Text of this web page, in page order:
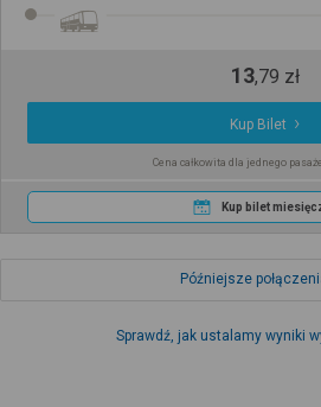
13,79 zł
Kup Bilet
Cena całkowita dla jednego
Kup bilet
Późniejsze
Sprawdź, jak ustalamy wyniki